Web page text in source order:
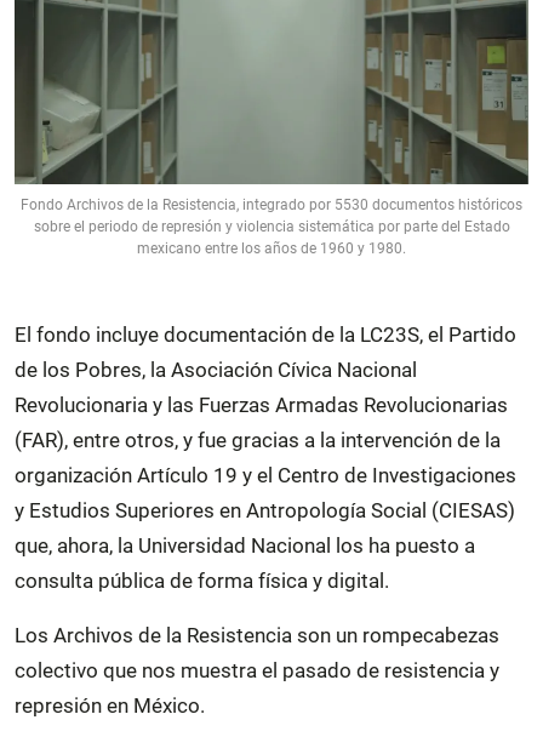
Fondo Archivos de la Resistencia, integrado por 5530 documentos históricos
sobre el periodo de represión y violencia sistemática por parte del Estado
mexicano entre los años de 1960 y 1980.
El fondo incluye documentación de la LC23S, el Partido
de los Pobres, la Asociación Cívica Nacional
Revolucionaria y las Fuerzas Armadas Revolucionarias
(FAR), entre otros, y fue gracias a la intervención de la
organización Artículo 19 y el Centro de Investigaciones
y Estudios Superiores en Antropología Social (CIESAS)
que, ahora, la Universidad Nacional los ha puesto a
consulta pública de forma física y digital.
Los Archivos de la Resistencia son un rompecabezas
colectivo que nos muestra el pasado de resistencia y
represión en México.